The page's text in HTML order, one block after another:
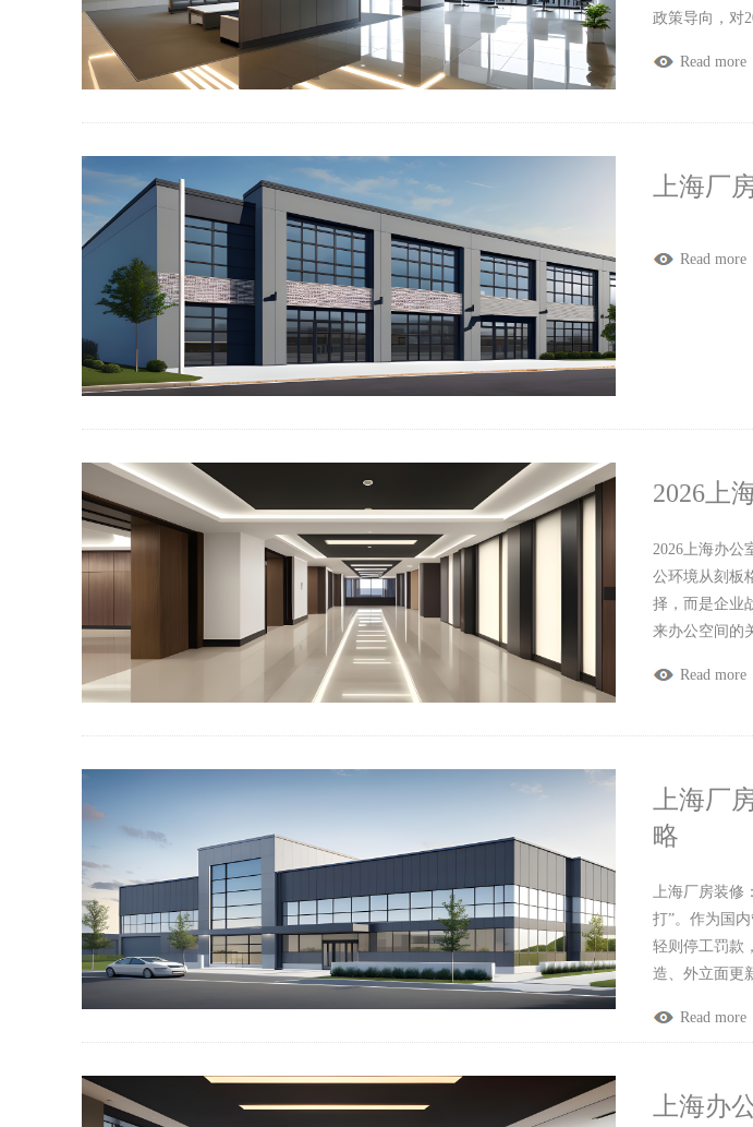
政策导向，对
Read more
上海厂
Read more
2026上
2026上海办公
公环境从刻板
择，而是企业
来办公空间的
Read more
上海厂
略
上海厂房装修
打”。作为国
轻则停工罚款
造、外立面更
Read more
上海办